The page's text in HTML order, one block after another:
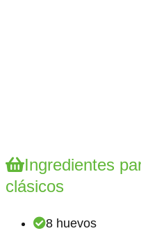
Ingredientes
clásicos
8 huevos